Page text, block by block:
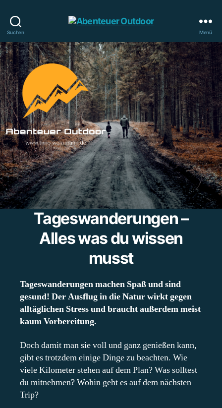
Suchen
Outdoor
Menü
Tageswanderungen –
Alles was du wissen
musst
Tageswanderungen machen Spaß und sind
gesund! Der Ausflug in die Natur wirkt gegen
alltäglichen Stress und braucht außerdem meist
kaum Vorbereitung.
Doch damit man sie voll und ganz genießen kann,
gibt es trotzdem einige Dinge zu beachten. Wie
viele Kilometer stehen auf dem Plan? Was solltest
du mitnehmen? Wohin geht es auf dem nächsten
Trip?